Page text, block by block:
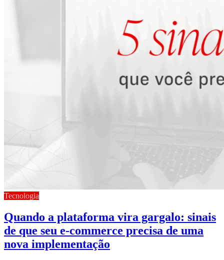
Tecnologia
Quando a plataforma vira gargalo: sinais
de que seu e-commerce precisa de uma
nova implementação